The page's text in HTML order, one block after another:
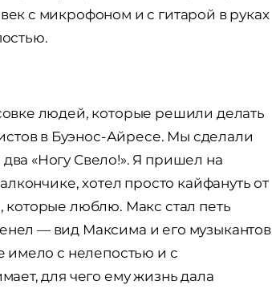
с микрофоном и с гитарой в руках
людей, которые решили делать
в Буэнос-Айресе. Мы сделали
«Ногу Свело!». Я пришел на
хотел просто кайфануть от
которые люблю. Макс стал петь
— вид Максима и его музыкантов
имело с нелепостью и с
для чего ему жизнь дала